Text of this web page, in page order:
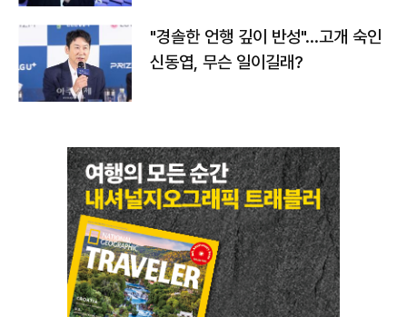
"경솔한 언행 깊이 반성"…고개 숙인
신동엽, 무슨 일이길래?